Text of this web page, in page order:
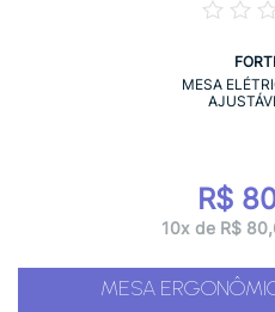
MESA
R$
10x de R$